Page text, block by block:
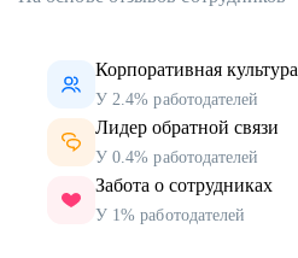
Корпоративная культура
У 2.4% работодателей
Лидер обратной связи
У 0.4% работодателей
Забота о сотрудниках
У 1% работодателей